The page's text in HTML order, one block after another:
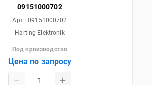
09151000702
Арт.:09151000702
Harting Elektronik
Под производство
Цена по запросу